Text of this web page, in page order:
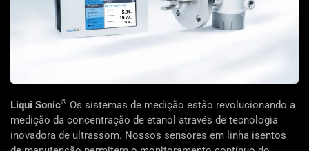
Liqui Sonic® Os sistemas de medição estão revolucionando a
medição da concentração de etanol através de tecnologia
inovadora de ultrassom. Nossos sensores em linha isentos